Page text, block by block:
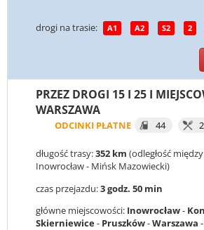
drogi na trasie: A1 A2 S2 2
PRZEZ DROGI 15 I 25 I
WARSZAWA
ODCINKI PŁATNE 44
długość trasy:352 km (odległość
Inowrocław - Mińsk Mazowiecki)
czas przejazdu:3 godz. 50 min
główne miejscowości: Inowrocław-
Skierniewice- Pruszków-Warszawa -